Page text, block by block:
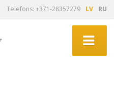
Telefons: +371-28357279 LV RU